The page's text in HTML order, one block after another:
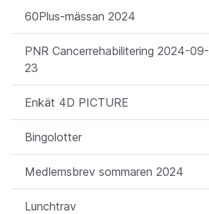
60Plus-mässan 2024
PNR Cancerrehabilitering 2024-09-
23
Enkät 4D PICTURE
Bingolotter
Medlemsbrev sommaren 2024
Lunchtrav